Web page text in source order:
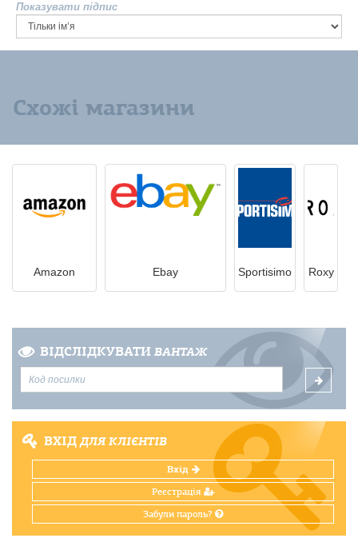
Показувати підпис
Схожі магазини
Amazon Ebay Sportisimo Roxy
ВІДСЛІДКУВАТИ ВАНТАЖ
ВХІДДЛЯ КЛІЄНТІВ
Вхід
Реєстрація
Забули пароль?